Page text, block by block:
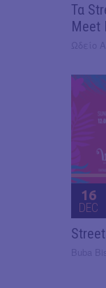
Τα
Meet
16
DEC